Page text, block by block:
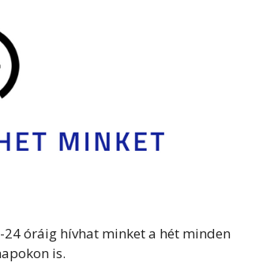
óráig hívhat minket a hét minden
is.